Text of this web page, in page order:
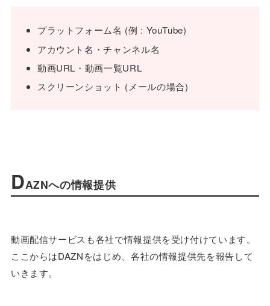
プラットフォーム名 (例 : YouTube)
アカウント名・チャンネル名
動画URL・動画一覧URL
スクリーンショット (メールの場合)
DAZNへの情報提供
動画配信サービスも各社で情報提供を受け付けています。
ここからはDAZNをはじめ、各社の情報提供先を報告して
いきます。